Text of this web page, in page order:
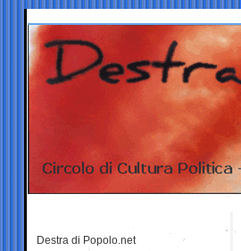
Destra di Popolo.net